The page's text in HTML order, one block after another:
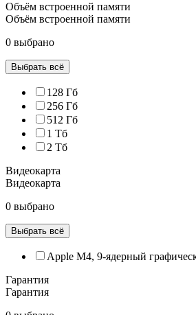
Объём встроенной памяти
Объём встроенной памяти
0 выбрано
Выбрать всё
128 Гб
256 Гб
512 Гб
1 Тб
2 Тб
Видеокарта
Видеокарта
0 выбрано
Выбрать всё
Apple M4, 9‑ядерный
Гарантия
Гарантия